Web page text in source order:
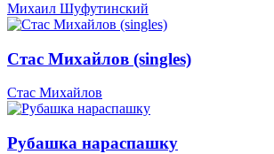
Михаил Шуфутинский
Стас Михайлов (singles)
Стас Михайлов
Рубашка нараспашку